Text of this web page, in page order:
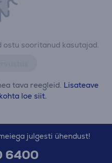
ostu sooritanud kasutajad.
tava reegleid. Lisateave
loe siit.
julgesti ühendust!
6400